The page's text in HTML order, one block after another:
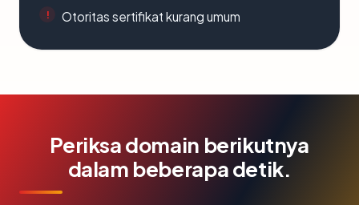
Otoritas sertifikat kurang umum
Periksa domain berikutnya
dalam beberapa detik.